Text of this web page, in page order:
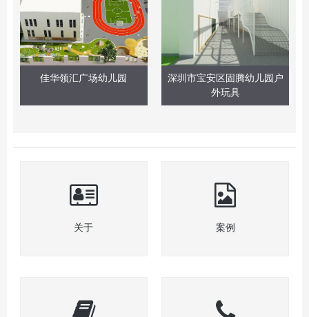
佳华领汇广场幼儿园
深圳市宝安区固腾幼儿园户
外玩具
关于 案例